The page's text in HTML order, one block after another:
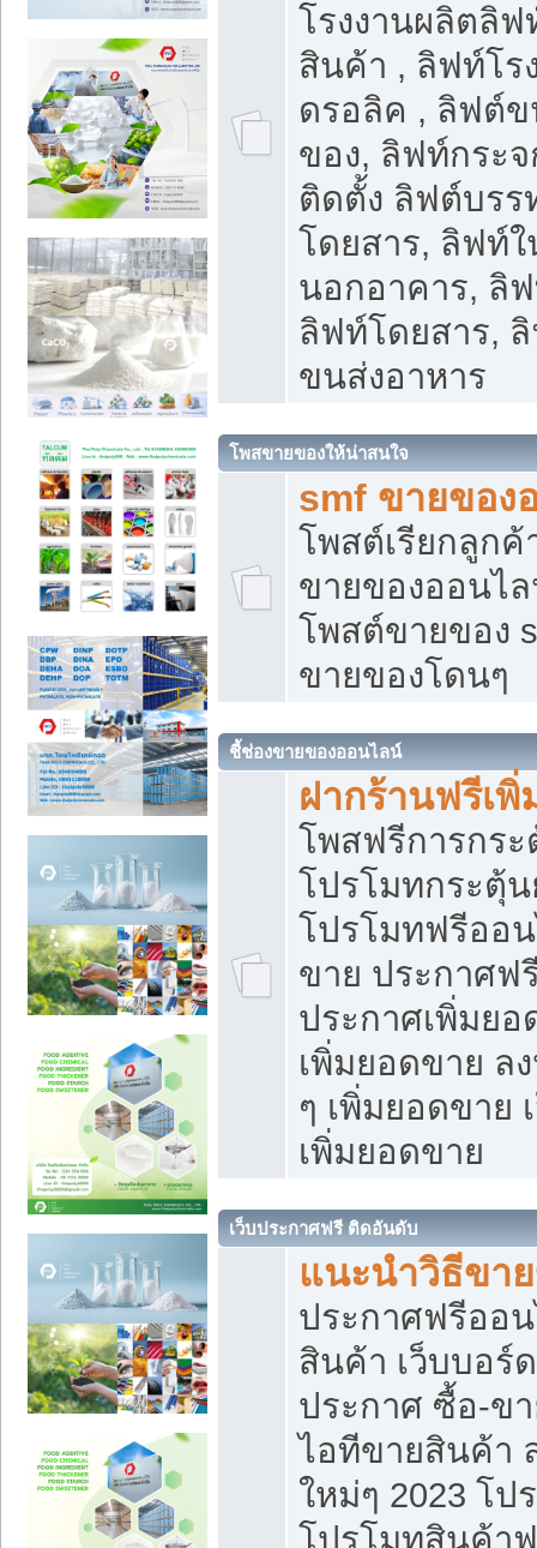
โรงงานผลิตลิ
สินค้า , ลิฟท์โร
ดรอลิค , ลิฟต์
ของ, ลิฟท์กระ
ติดตั้ง ลิฟต์บร
โดยสาร, ลิฟท์
นอกอาคาร, ลิ
ลิฟท์โดยสาร,
ขนส่งอาหาร
โพสขายของให้น่าสนใจ
smf ขายของ
โพสต์เรียกลูกค้
ขายของออนไ
โพสต์ขายของ
ขายของโดนๆ
ชี้ช่องขายของออนไลน์
ฝากร้านฟรีเ
โพสฟรีการกร
โปรโมทกระตุ้
โปรโมทฟรีออ
ขาย ประกาศฟ
ประกาศเพิ่มย
เพิ่มยอดขาย ล
ๆ เพิ่มยอดขาย
เพิ่มยอดขาย
เว็บประกาศฟรี ติดอันดับ
แนะนำวิธีขา
ประกาศฟรีออ
สินค้า เว็บบอร์
ประกาศ ซื้อ-ข
ไอทีขายสินค้า
ใหม่ๆ 2023 โป
โปรโมทสินค้า